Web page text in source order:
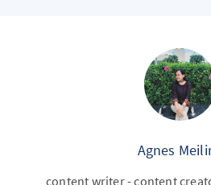
Agnes
content writer - content